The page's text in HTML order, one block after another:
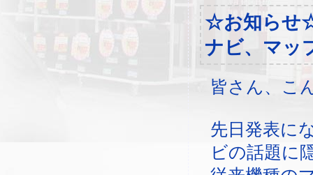
☆お知らせ
ナビ、マッ
皆さん、こ
先日発表に
ビの話題に